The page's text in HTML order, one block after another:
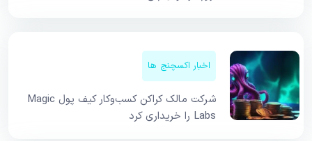
اخبار اکسچنج ها
شرکت مالک کراکن کسب‌وکار کیف پول Magic
Labs را خریداری کرد